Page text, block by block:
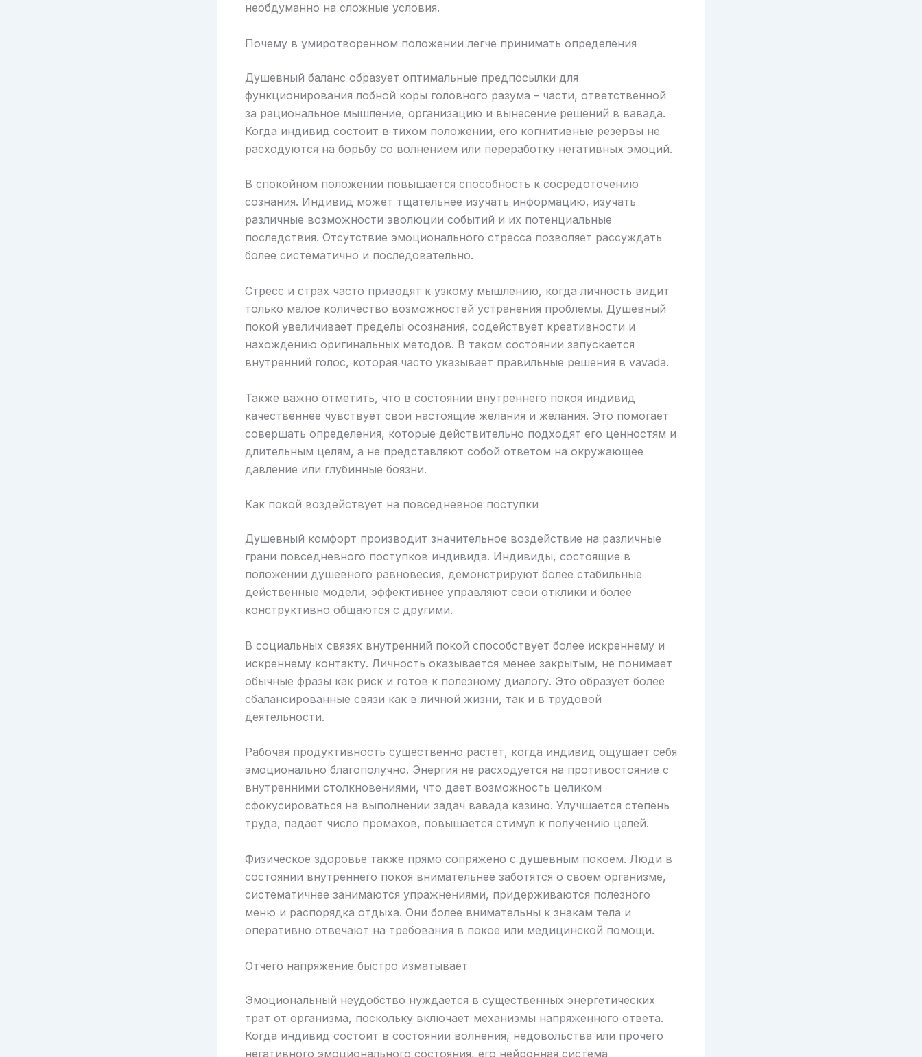
необдуманно на сложные условия.
Почему в умиротворенном положении легче принимать определения
Душевный баланс образует оптимальные предпосылки для
функционирования лобной коры головного разума – части, ответственной
за рациональное мышление, организацию и вынесение решений в вавада.
Когда индивид состоит в тихом положении, его когнитивные резервы не
расходуются на борьбу со волнением или переработку негативных эмоций.
В спокойном положении повышается способность к сосредоточению
сознания. Индивид может тщательнее изучать информацию, изучать
различные возможности эволюции событий и их потенциальные
последствия. Отсутствие эмоционального стресса позволяет рассуждать
более систематично и последовательно.
Стресс и страх часто приводят к узкому мышлению, когда личность видит
только малое количество возможностей устранения проблемы. Душевный
покой увеличивает пределы осознания, содействует креативности и
нахождению оригинальных методов. В таком состоянии запускается
внутренний голос, которая часто указывает правильные решения в vavada.
Также важно отметить, что в состоянии внутреннего покоя индивид
качественнее чувствует свои настоящие желания и желания. Это помогает
совершать определения, которые действительно подходят его ценностям и
длительным целям, а не представляют собой ответом на окружающее
давление или глубинные боязни.
Как покой воздействует на повседневное поступки
Душевный комфорт производит значительное воздействие на различные
грани повседневного поступков индивида. Индивиды, состоящие в
положении душевного равновесия, демонстрируют более стабильные
действенные модели, эффективнее управляют свои отклики и более
конструктивно общаются с другими.
В социальных связях внутренний покой способствует более искреннему и
искреннему контакту. Личность оказывается менее закрытым, не понимает
обычные фразы как риск и готов к полезному диалогу. Это образует более
сбалансированные связи как в личной жизни, так и в трудовой
деятельности.
Рабочая продуктивность существенно растет, когда индивид ощущает себя
эмоционально благополучно. Энергия не расходуется на противостояние с
внутренними столкновениями, что дает возможность целиком
сфокусироваться на выполнении задач вавада казино. Улучшается степень
труда, падает число промахов, повышается стимул к получению целей.
Физическое здоровье также прямо сопряжено с душевным покоем. Люди в
состоянии внутреннего покоя внимательнее заботятся о своем организме,
систематичнее занимаются упражнениями, придерживаются полезного
меню и распорядка отдыха. Они более внимательны к знакам тела и
оперативно отвечают на требования в покое или медицинской помощи.
Отчего напряжение быстро изматывает
Эмоциональный неудобство нуждается в существенных энергетических
трат от организма, поскольку включает механизмы напряженного ответа.
Когда индивид состоит в состоянии волнения, недовольства или прочего
негативного эмоционального состояния, его нейронная система